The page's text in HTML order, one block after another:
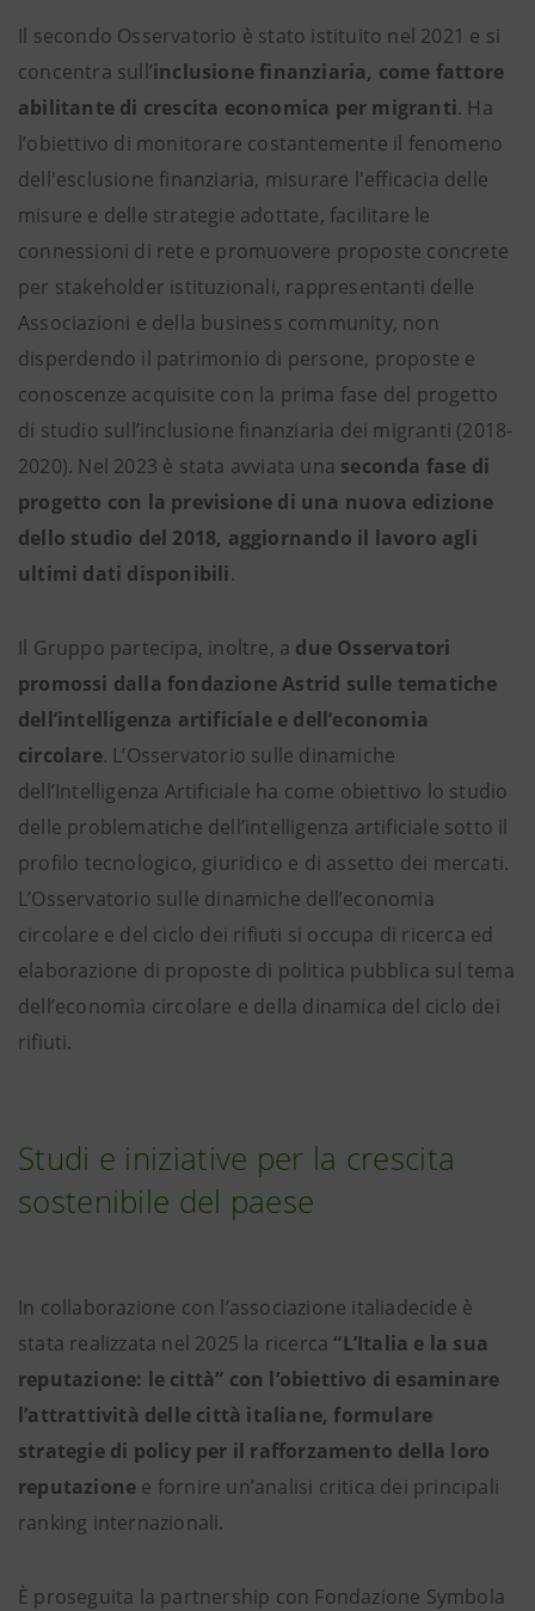
Il secondo Osservatorio è stato istituito nel 2021 e si
concentra sull’inclusione finanziaria, come fattore
abilitante di crescita economica per migranti. Ha
l’obiettivo di monitorare costantemente il fenomeno
dell'esclusione finanziaria, misurare l'efficacia delle
misure e delle strategie adottate, facilitare le
connessioni di rete e promuovere proposte concrete
per stakeholder istituzionali, rappresentanti delle
Associazioni e della business community, non
disperdendo il patrimonio di persone, proposte e
conoscenze acquisite con la prima fase del progetto
di studio sull’inclusione finanziaria dei migranti (2018-
2020). Nel 2023 è stata avviata una seconda fase di
progetto con la previsione di una nuova edizione
dello studio del 2018, aggiornando il lavoro agli
ultimi dati disponibili.
Il Gruppo partecipa, inoltre, a due Osservatori
promossi dalla fondazione Astrid sulle tematiche
dell’intelligenza artificiale e dell’economia
circolare. L’Osservatorio sulle dinamiche
dell’Intelligenza Artificiale ha come obiettivo lo studio
delle problematiche dell’intelligenza artificiale sotto il
profilo tecnologico, giuridico e di assetto dei mercati.
L’Osservatorio sulle dinamiche dell’economia
circolare e del ciclo dei rifiuti si occupa di ricerca ed
elaborazione di proposte di politica pubblica sul tema
dell’economia circolare e della dinamica del ciclo dei
rifiuti.
Studi e iniziative per la crescita
sostenibile del paese
In collaborazione con l’associazione italiadecide è
stata realizzata nel 2025 la ricerca “L’Italia e la sua
reputazione: le città” con l’obiettivo di esaminare
l’attrattività delle città italiane, formulare
strategie di policy per il rafforzamento della loro
reputazione e fornire un’analisi critica dei principali
ranking internazionali.
È proseguita la partnership con Fondazione Symbola